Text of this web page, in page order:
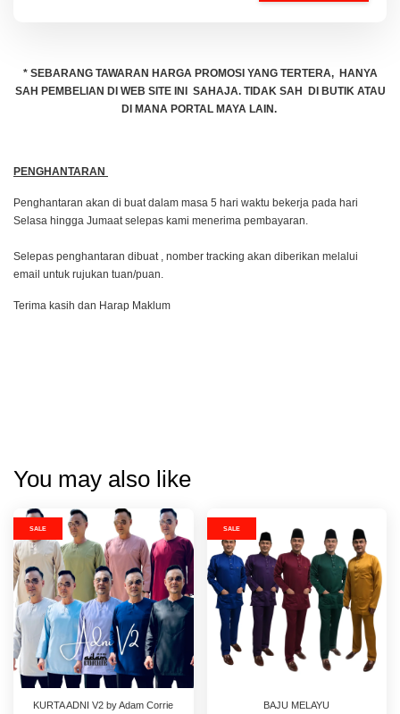
* SEBARANG TAWARAN HARGA PROMOSI YANG TERTERA, HANYA
SAH PEMBELIAN DI WEB SITE INI SAHAJA. TIDAK SAH DI BUTIK ATAU
DI MANA PORTAL MAYA LAIN.
PENGHANTARAN
Penghantaran akan di buat dalam masa 5 hari waktu bekerja pada hari
Selasa hingga Jumaat selepas kami menerima pembayaran.
Selepas penghantaran dibuat , nomber tracking akan diberikan melalui
email untuk rujukan tuan/puan.
Terima kasih dan Harap Maklum
You may also like
SALE
KURTA ADNI V2 by Adam Corrie
SALE
BAJU MELAYU